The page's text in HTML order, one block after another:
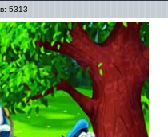
5313